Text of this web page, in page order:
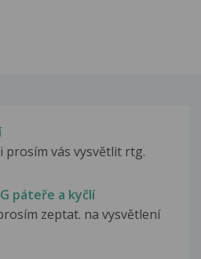
prosím vás vysvětlit rtg.
páteře a kyčlí
zeptat. na vysvětlení